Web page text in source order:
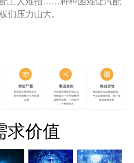
们压力山大。
求价值